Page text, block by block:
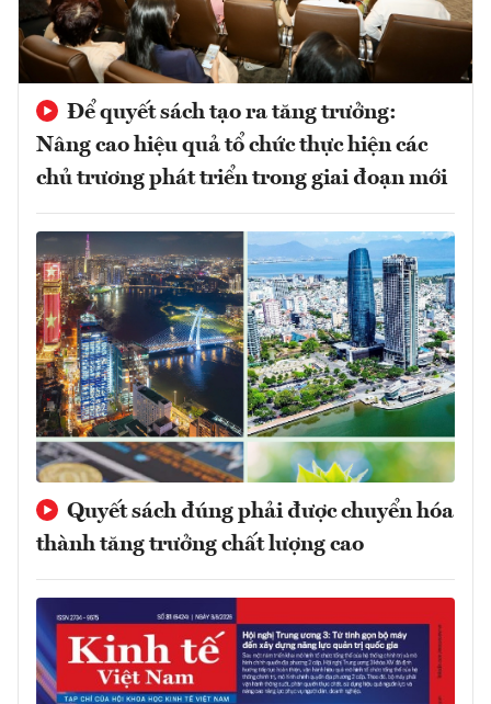
Để quyết sách tạo ra tăng trưởng:
Nâng cao hiệu quả tổ chức thực hiện các
chủ trương phát triển trong giai đoạn mới
Quyết sách đúng phải được chuyển hóa
thành tăng trưởng chất lượng cao